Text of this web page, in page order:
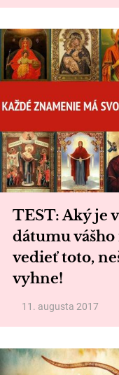
TEST: Aký je
dátumu
vedieť toto,
vyhne!
11. augusta 2017